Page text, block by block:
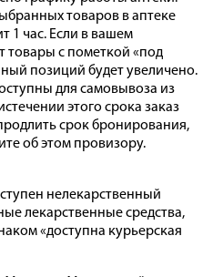
товаров в аптеке
1 час. Если в вашем
товары с пометкой «под
позиций будет увеличено.
для самовывоза из
этого срока заказ
срок бронирования,
об этом провизору.
нелекарственный
лекарственные средства,
«доступна курьерская